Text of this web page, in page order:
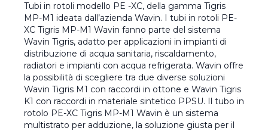
Tubi in rotoli modello PE -XC, della gamma Tigris
MP-M1 ideata dall’azienda Wavin. I tubi in rotoli PE-
XC Tigris MP-M1 Wavin fanno parte del sistema
Wavin Tigris, adatto per applicazioni in impianti di
distribuzione di acqua sanitaria, riscaldamento,
radiatori e impianti con acqua refrigerata. Wavin offre
la possibilità di scegliere tra due diverse soluzioni
Wavin Tigris M1 con raccordi in ottone e Wavin Tigris
K1 con raccordi in materiale sintetico PPSU. Il tubo in
rotolo PE-XC Tigris MP-M1 Wavin è un sistema
multistrato per adduzione, la soluzione giusta per il